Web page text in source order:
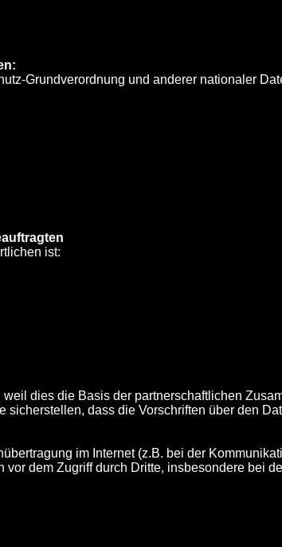
Grundverordnung und anderer nationaler
ist:
dies die Basis der partnerschaftlichen
sicherstellen, dass die Vorschriften über den
im Internet (z.B. bei der
dem Zugriff durch Dritte, insbesondere bei